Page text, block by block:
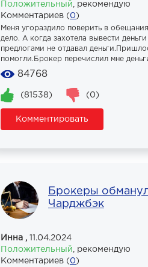
Положительный
рекомендую
Комментариев (0)
Меня угораздило поверить в
дело. А когда захотела вывести
предлогами не отдавал
помогли.Брокер перечислил мне
84768
(81538) (0)
Комментировать
Брокеры
Чарджбэк
Инна , 11.04.2024
Положительный
рекомендую
Комментариев (0)